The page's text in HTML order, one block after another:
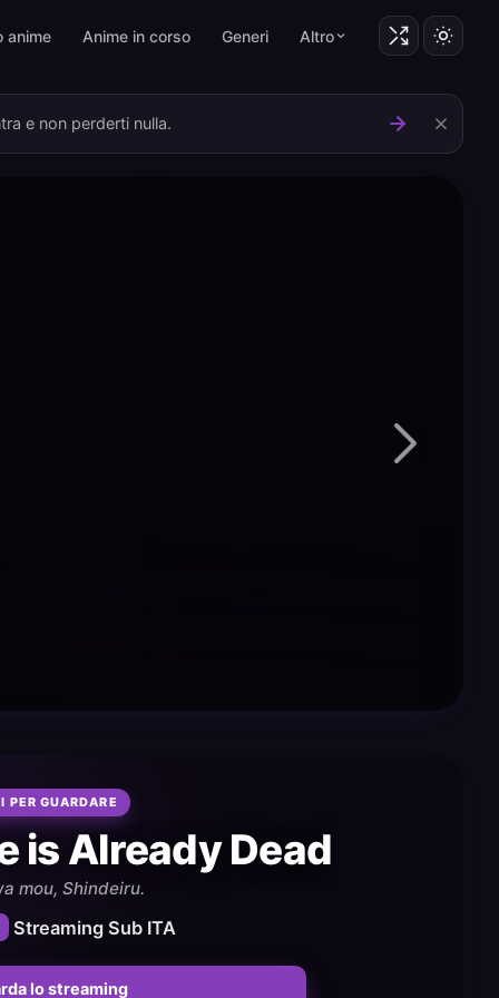
anime Anime in corso Generi Altro
e non perderti nulla.
PER GUARDARE
is Already Dead
mou, Shindeiru.
Streaming Sub ITA
lo streaming